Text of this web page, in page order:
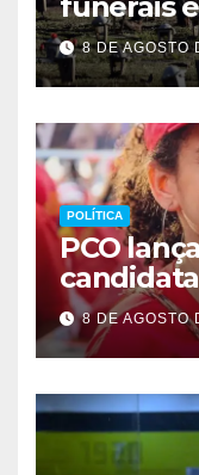
8 DE AGOSTO
POLÍTICA
PCO
8 DE AGOSTO